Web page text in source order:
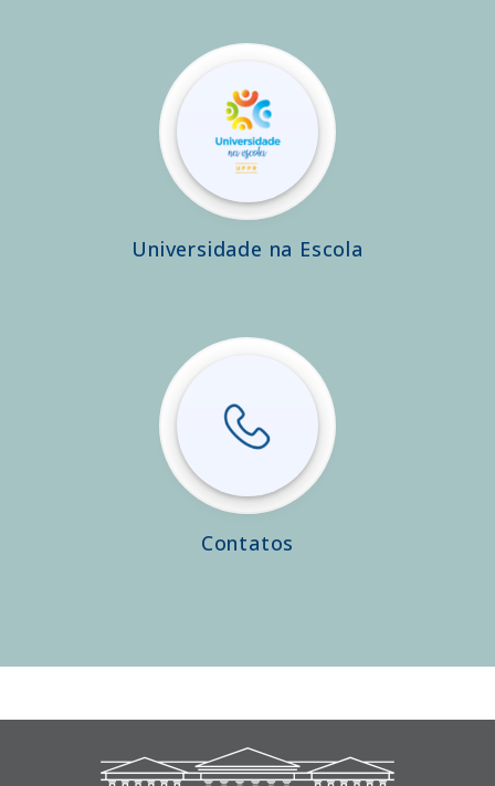
Universidade na Escola
Contatos